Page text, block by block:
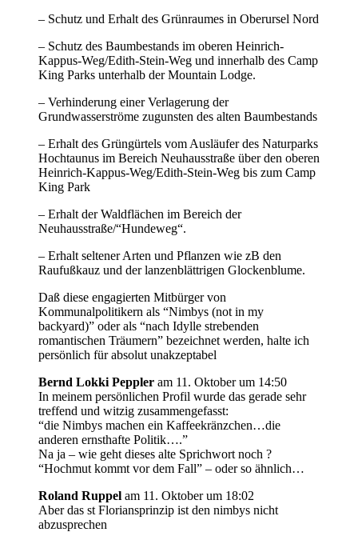
– Schutz und Erhalt des Grünraumes in Oberursel Nord
– Schutz des Baumbestands im oberen Heinrich-
Kappus-Weg/Edith-Stein-Weg und innerhalb des Camp
King Parks unterhalb der Mountain Lodge.
– Verhinderung einer Verlagerung der
Grundwasserströme zugunsten des alten Baumbestands
– Erhalt des Grüngürtels vom Ausläufer des Naturparks
Hochtaunus im Bereich Neuhausstraße über den oberen
Heinrich-Kappus-Weg/Edith-Stein-Weg bis zum Camp
King Park
– Erhalt der Waldflächen im Bereich der
Neuhausstraße/“Hundeweg“.
– Erhalt seltener Arten und Pflanzen wie zB den
Raufußkauz und der lanzenblättrigen Glockenblume.
Daß diese engagierten Mitbürger von
Kommunalpolitikern als “Nimbys (not in my
backyard)” oder als “nach Idylle strebenden
romantischen Träumern” bezeichnet werden, halte ich
persönlich für absolut unakzeptabel
Bernd Lokki Peppler am 11. Oktober um 14:50
In meinem persönlichen Profil wurde das gerade sehr
treffend und witzig zusammengefasst:
“die Nimbys machen ein Kaffeekränzchen…die
anderen ernsthafte Politik….”
Na ja – wie geht dieses alte Sprichwort noch ?
“Hochmut kommt vor dem Fall” – oder so ähnlich…
Roland Ruppel am 11. Oktober um 18:02
Aber das st Floriansprinzip ist den nimbys nicht
abzusprechen